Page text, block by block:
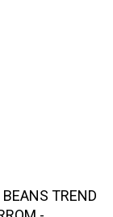
TREND